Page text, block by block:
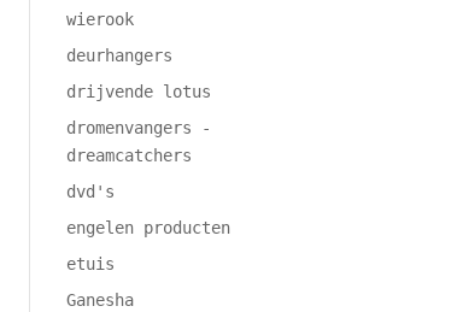
wierook
deurhangers
drijvende lotus
dromenvangers -
dreamcatchers
dvd's
engelen producten
etuis
Ganesha